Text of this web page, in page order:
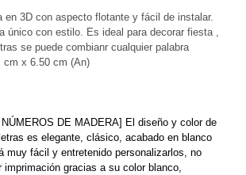
en 3D con aspecto flotante y fácil de instalar.
único con estilo. Es ideal para decorar fiesta ,
se puede combianr cualquier palabra
cm x 6.50 cm (An)
DE MADERA] El diseño y color de
es elegante, clásico, acabado en blanco
muy fácil y entretenido personalizarlos, no
imprimación gracias a su color blanco,